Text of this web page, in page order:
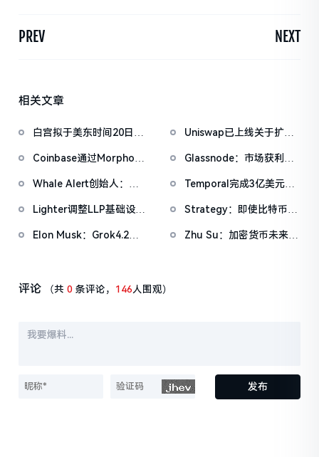
PREV NEXT
相关文章
白宫拟于美东时间20日上
问题会议
Uniswap已上线关于扩大
Coinbase通过Morpho扩
增XRP、DOGE、ADA与
LTC
Glassnode：市场获利了
恐慌性抛售区间
Whale Alert创始人：
2023年底，或临近三年盈
利周期拐点
Temporal完成3亿美元D
Lighter调整LLP基础设
供更多流动性
Strategy：即使比特币跌
债能力
Elon Musk：Grok4.2将
Zhu Su：加密货币未来几
评论 （共0 条评论， 146人围观）
发布